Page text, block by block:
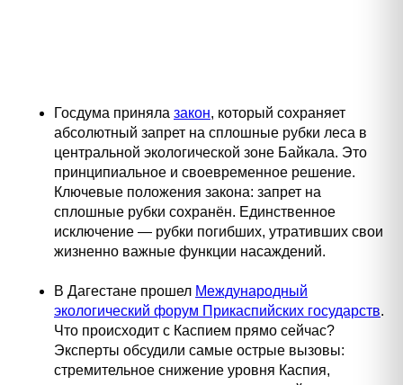
Госдума приняла закон, который сохраняет
абсолютный запрет на сплошные рубки леса в
центральной экологической зоне Байкала. Это
принципиальное и своевременное решение.
Ключевые положения закона: запрет на
сплошные рубки сохранён. Единственное
исключение — рубки погибших, утративших свои
жизненно важные функции насаждений.
В Дагестане прошел Международный
экологический форум Прикаспийских государств.
Что происходит с Каспием прямо сейчас?
Эксперты обсудили самые острые вызовы:
стремительное снижение уровня Каспия,